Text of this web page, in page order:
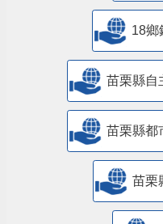
18鄉
苗栗縣自
苗栗縣都
苗栗